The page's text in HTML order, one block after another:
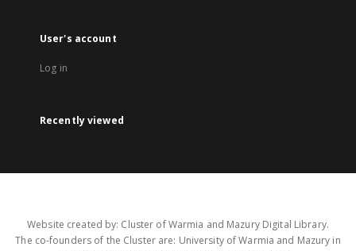
User's account
Log in
Recently viewed
Website created by: Cluster of Warmia and Mazury Digital Library.
The co-founders of the Cluster are: University of Warmia and Mazury in